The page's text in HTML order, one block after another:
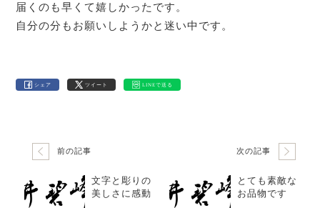
届くのも早くて嬉しかったです。
自分の分もお願いしようかと迷い中です。
シェア ツイート LINEで送る
前の記事
文字と彫りの
美しさに感動
次の記事
とても素敵な
お品物です